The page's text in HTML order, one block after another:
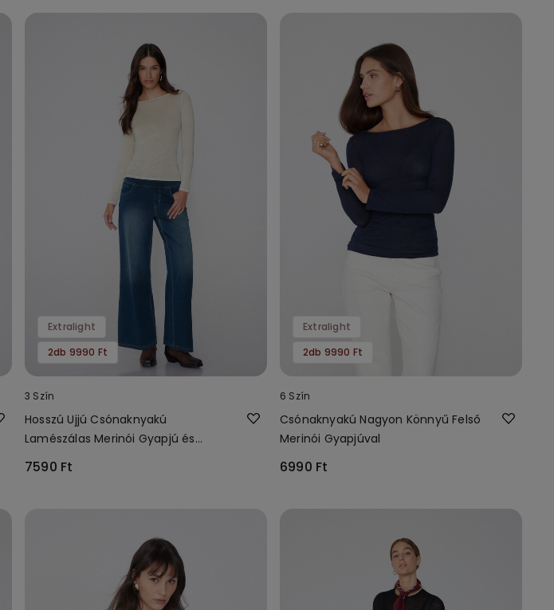
Extralight
2db 9990 Ft
3 Szín
Hosszú Ujjú Csónaknyakú
Lamészálas Merinói Gyapjú és
7590 Ft
Extralight
2db 9990 Ft
6 Szín
Csónaknyakú Nagyon Könnyű Felső
Merinói Gyapjúval
6990 Ft